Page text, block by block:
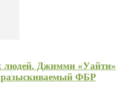
людей. Джимми «Уайти»
разыскиваемый ФБР